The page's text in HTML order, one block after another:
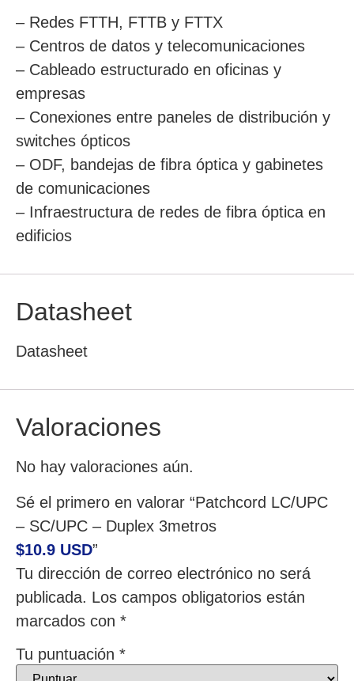
– Redes FTTH, FTTB y FTTX
– Centros de datos y telecomunicaciones
– Cableado estructurado en oficinas y
empresas
– Conexiones entre paneles de distribución y
switches ópticos
– ODF, bandejas de fibra óptica y gabinetes
de comunicaciones
– Infraestructura de redes de fibra óptica en
edificios
Datasheet
Datasheet
Valoraciones
No hay valoraciones aún.
Sé el primero en valorar “Patchcord LC/UPC
– SC/UPC – Duplex 3metros
$10.9 USD”
Tu dirección de correo electrónico no será
publicada. Los campos obligatorios están
marcados con *
Tu puntuación *